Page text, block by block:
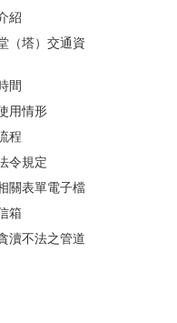
紹
（塔）交通資
間
用情形
程
令規定
關表單電子檔
箱
瀆不法之管道